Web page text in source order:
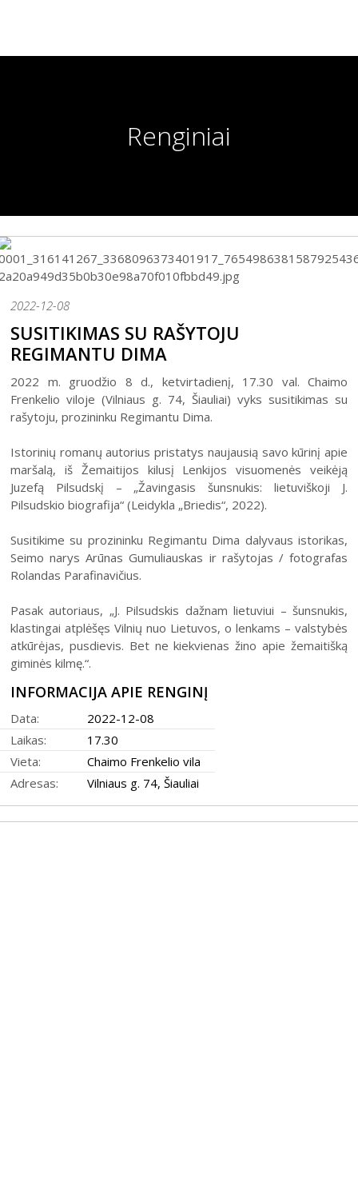
Renginiai
2022-12-08
SUSITIKIMAS SU RAŠYTOJU
REGIMANTU DIMA
2022 m. gruodžio 8 d., ketvirtadienį, 17.30 val. Chaimo
Frenkelio viloje (Vilniaus g. 74, Šiauliai) vyks susitikimas su
rašytoju, prozininku Regimantu Dima.
Istorinių romanų autorius pristatys naujausią savo kūrinį apie
maršalą, iš Žemaitijos kilusį Lenkijos visuomenės veikėją
Juzefą Pilsudskį – „Žavingasis šunsnukis: lietuviškoji J.
Pilsudskio biografija“ (Leidykla „Briedis“, 2022).
Susitikime su prozininku Regimantu Dima dalyvaus istorikas,
Seimo narys Arūnas Gumuliauskas ir rašytojas / fotografas
Rolandas Parafinavičius.
Pasak autoriaus, „J. Pilsudskis dažnam lietuviui – šunsnukis,
klastingai atplėšęs Vilnių nuo Lietuvos, o lenkams – valstybės
atkūrėjas, pusdievis. Bet ne kiekvienas žino apie žemaitišką
giminės kilmę.“.
INFORMACIJA APIE RENGINĮ
Data:
2022-12-08
Laikas:
17.30
Vieta:
Chaimo Frenkelio vila
Adresas:
Vilniaus g. 74, Šiauliai